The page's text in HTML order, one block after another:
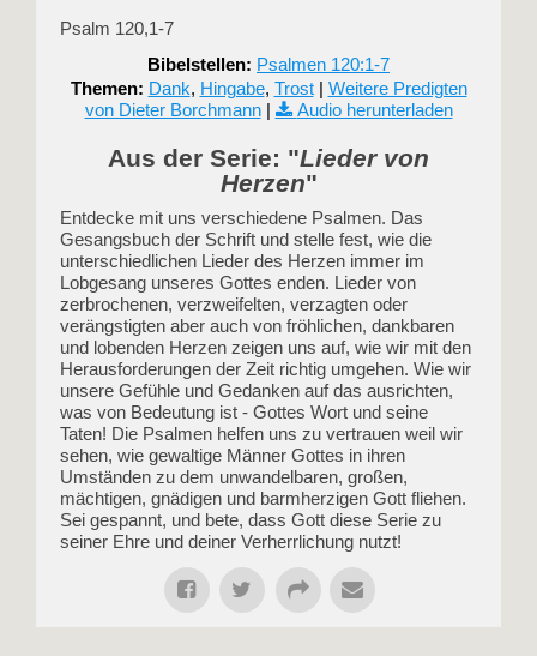
Psalm 120,1-7
Bibelstellen: Psalmen 120:1-7
Themen: Dank, Hingabe, Trost| Weitere Predigten
von Dieter Borchmann| Audio herunterladen
Aus der Serie: "Lieder von
Herzen"
Entdecke mit uns verschiedene Psalmen. Das
Gesangsbuch der Schrift und stelle fest, wie die
unterschiedlichen Lieder des Herzen immer im
Lobgesang unseres Gottes enden. Lieder von
zerbrochenen, verzweifelten, verzagten oder
verängstigten aber auch von fröhlichen, dankbaren
und lobenden Herzen zeigen uns auf, wie wir mit den
Herausforderungen der Zeit richtig umgehen. Wie wir
unsere Gefühle und Gedanken auf das ausrichten,
was von Bedeutung ist - Gottes Wort und seine
Taten! Die Psalmen helfen uns zu vertrauen weil wir
sehen, wie gewaltige Männer Gottes in ihren
Umständen zu dem unwandelbaren, großen,
mächtigen, gnädigen und barmherzigen Gott fliehen.
Sei gespannt, und bete, dass Gott diese Serie zu
seiner Ehre und deiner Verherrlichung nutzt!